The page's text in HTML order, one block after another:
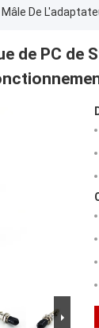
Mâle De
de PC de